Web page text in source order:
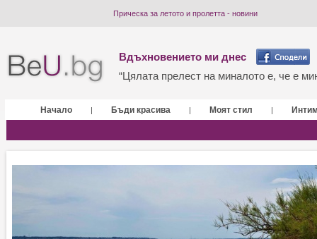
Прическа за летото и пролетта - новини
Вдъхновението ми днес
“Цялата прелест на миналото е, че е
Начало | Бъди красива | Моят стил |